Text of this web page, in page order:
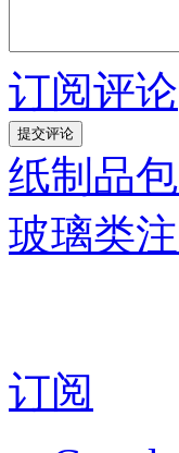
订阅评论
纸制品
玻璃类
订阅